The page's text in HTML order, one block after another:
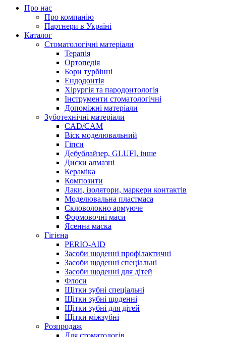
Про нас
Про компанію
Партнери в Україні
Каталог
Стоматологічні матеріали
Терапія
Ортопедія
Бори турбінні
Ендодонтія
Хірургія та пародонтологія
Інструменти стоматологічні
Допоміжні матеріали
Зуботехнічні матеріали
CAD/CAM
Віск моделювальний
Гіпси
Дебублайзер, GLUFI, інше
Диски алмазні
Кераміка
Композити
Лаки, ізолятори, маркери контактів
Моделювальна пластмаса
Скловолокно армуюче
Формовочні маси
Ясенна маска
Гігієна
PERIO-AID
Засоби щоденні профілактичні
Засоби щоденні спеціальні
Засоби щоденні для дітей
Флоси
Щітки зубні спеціальні
Щітки зубні щоденні
Щітки зубні для дітей
Щітки міжзубні
Розпродаж
Для стоматологів